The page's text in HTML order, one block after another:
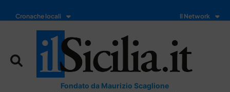
Cronache locali Il Network
Fondato da Maurizio Scaglione